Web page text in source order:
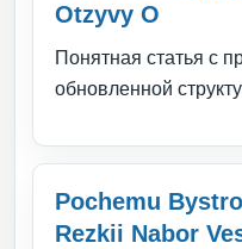
Otzyvy O
Понятная статья с
обновленной
Pochemu
Rezkii Nabor